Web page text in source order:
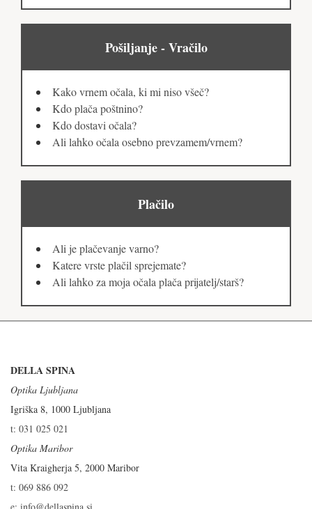
Pošiljanje - Vračilo
Kako vrnem očala, ki mi niso všeč?
Kdo plača poštnino?
Kdo dostavi očala?
Ali lahko očala osebno prevzamem/vrnem?
Plačilo
Ali je plačevanje varno?
Katere vrste plačil sprejemate?
Ali lahko za moja očala plača prijatelj/starš?
DELLA SPINA
Optika Ljubljana
Igriška 8, 1000 Ljubljana
t: 031 025 021
Optika Maribor
Vita Kraigherja 5, 2000 Maribor
t: 069 886 092